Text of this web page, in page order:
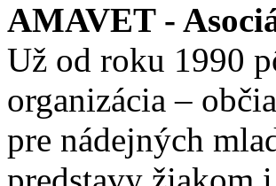
AMAVET -
Už od roku 1990
organizácia –
pre nádejných